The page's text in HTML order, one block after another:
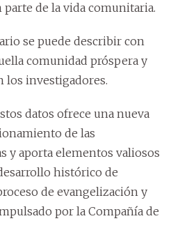
de la vida comunitaria.
se puede describir con
comunidad próspera y
los investigadores.
datos ofrece una nueva
de las
y aporta elementos valiosos
histórico de
de evangelización y
por la Compañía de